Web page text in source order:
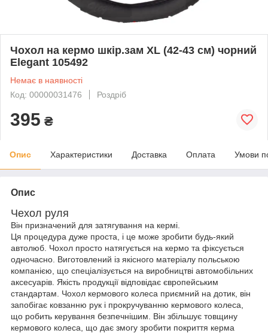
Чохол на кермо шкір.зам XL (42-43 см) чорний
Elegant 105492
Немає в наявності
Код: 00000031476
Роздріб
395 ₴
Опис Характеристики Доставка Оплата Умови
Опис
Чехол руля
Він призначений для затягування на кермі.
Ця процедура дуже проста, і це може зробити будь-який
автолюб. Чохол просто натягується на кермо та фіксується
одночасно. Виготовлений із якісного матеріалу польською
компанією, що спеціалізується на виробництві автомобільних
аксесуарів. Якість продукції відповідає європейським
стандартам. Чохол кермового колеса приємний на дотик, він
запобігає ковзанню рук і прокручуванню кермового колеса,
що робить керування безпечнішим. Він збільшує товщину
кермового колеса, що дає змогу зробити покриття керма